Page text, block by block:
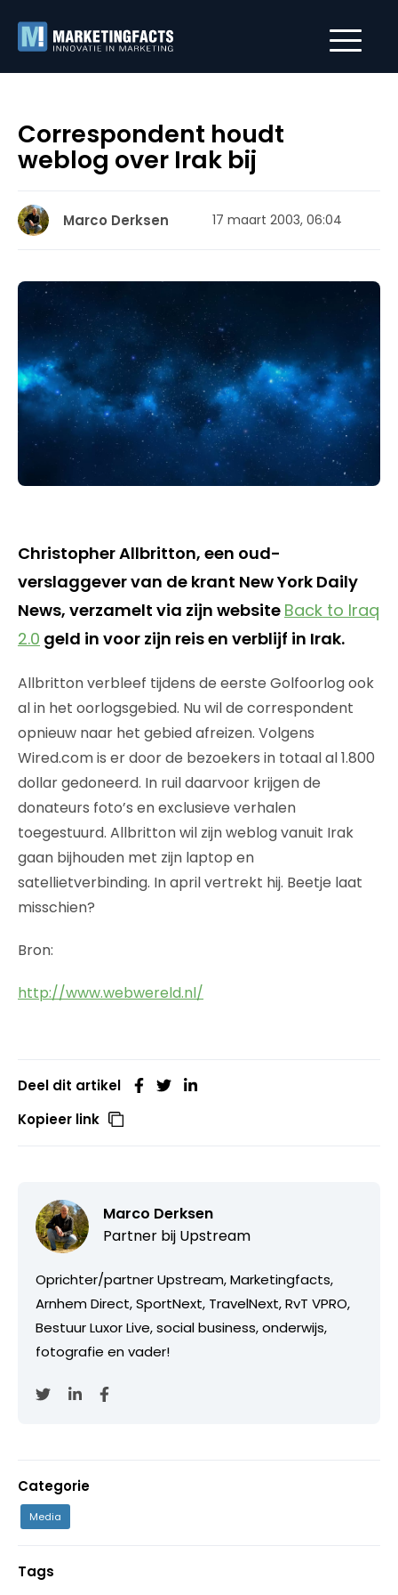
Correspondent houdt
weblog over Irak bij
Marco Derksen 17 maart 2003, 06:04
Christopher Allbritton, een oud-
verslaggever van de krant New York Daily
News, verzamelt via zijn website Back to Iraq
2.0 geld in voor zijn reis en verblijf in Irak.
Allbritton verbleef tijdens de eerste Golfoorlog ook
al in het oorlogsgebied. Nu wil de correspondent
opnieuw naar het gebied afreizen. Volgens
Wired.com is er door de bezoekers in totaal al 1.800
dollar gedoneerd. In ruil daarvoor krijgen de
donateurs foto’s en exclusieve verhalen
toegestuurd. Allbritton wil zijn weblog vanuit Irak
gaan bijhouden met zijn laptop en
satellietverbinding. In april vertrekt hij. Beetje laat
misschien?
Bron:
http://www.webwereld.nl/
Deel dit artikel
Kopieer link
Marco Derksen
Partner bij Upstream
Oprichter/partner Upstream, Marketingfacts,
Arnhem Direct, SportNext, TravelNext, RvT VPRO,
Bestuur Luxor Live, social business, onderwijs,
fotografie en vader!
Categorie
Media
Tags